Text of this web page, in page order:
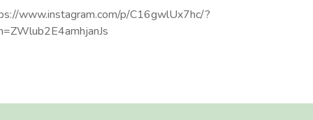
www.instagram.com/p/C16gwlUx7hc/?